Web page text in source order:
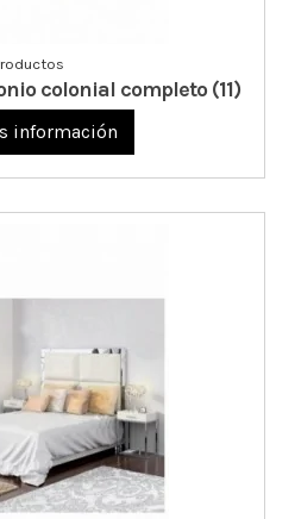
colonial completo (11)
información